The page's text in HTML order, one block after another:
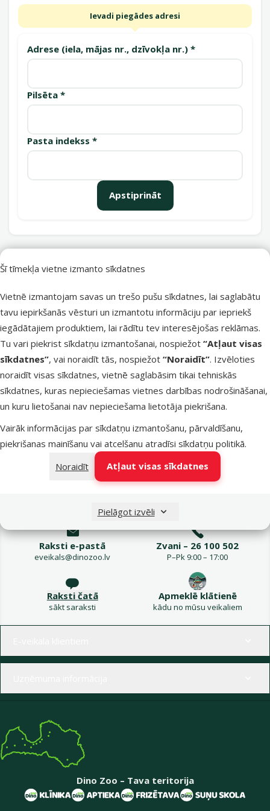
Šī tīmekļa vietne izmanto sīkdatnes
Vietnē izmantojam savas un trešo pušu sīkdatnes, lai saglabātu
tavu iepirkšanās vēsturi un izmantotu informāciju par iepriekš
iegādātajiem produktiem, lai rādītu tev interesējošas reklāmas.
Tu vari piekrist sīkdatņu izmantošanai, nospiežot “Atļaut visas
sīkdatnes”, vai noraidīt tās, nospiežot “Noraidīt”. Izvēloties
noraidīt visas sīkdatnes, vietnē saglabāsim tikai tehniskās
sīkdatnes, kuras nepieciešamas vietnes darbības nodrošināšanai,
un kuru lietošanai nav nepieciešama lietotāja piekrišana.
Vairāk informācijas par sīkdatņu izmantošanu, pārvaldīšanu,
piekrišanas mainīšanu vai atcelšanu atradīsi sīkdatņu politikā.
Noraidīt
Atļaut visas sīkdatnes
Pielāgot izvēli
Ievadi piegādes adresi
Adrese (iela, mājas nr., dzīvokļa nr.) *
Pilsēta *
Pasta indekss *
Apstiprināt
LATVIJAS PASTS nodaļas otrdien
OMNIVA pakomāti otrdien
DPD Pickup tīkls otrdien
Pievienot grozam
Raksti e-pastā
eveikals@dinozoo.lv
Zvani – 26 100 502
P–Pk 9:00 – 17:00
Raksti čatā
sākt saraksti
Apmeklē klātienē
kādu no mūsu veikaliem
Dino Zoo – Tava teritorija